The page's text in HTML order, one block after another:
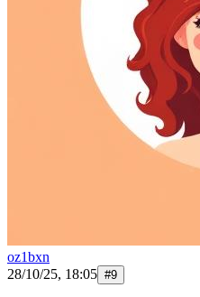
oz1bxn
28/10/25, 18:05 #9